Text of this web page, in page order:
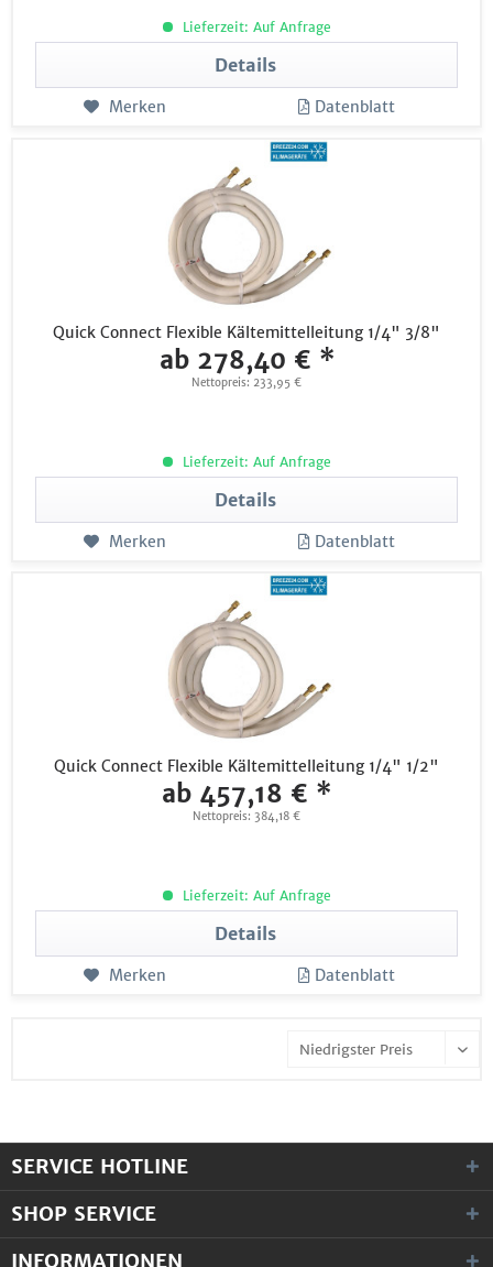
Lieferzeit: Auf Anfrage
Details
Merken Datenblatt
Quick Connect Flexible Kältemittelleitung 1/4" 3/8"
ab 278,40 € *
Nettopreis: 233,95 €
Lieferzeit: Auf Anfrage
Details
Merken Datenblatt
Quick Connect Flexible Kältemittelleitung 1/4" 1/2"
ab 457,18 € *
Nettopreis: 384,18 €
Lieferzeit: Auf Anfrage
Details
Merken Datenblatt
SERVICE HOTLINE
SHOP SERVICE
INFORMATIONEN